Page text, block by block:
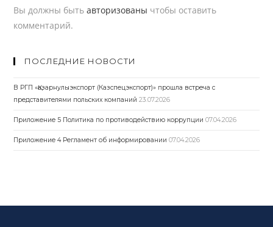
Вы должны бытьавторизованы чтобы оставить
комментарий.
ПОСЛЕДНИЕ НОВОСТИ
В РГП «Қазарнулыэкспорт (Казспецэкспорт)» прошла встреча с
представителями польских компаний 23.07.2026
Приложение 5 Политика по противодействию коррупции 07.04.2026
Приложение 4 Регламент об информировании 07.04.2026